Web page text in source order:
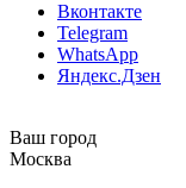
Вконтакте
Telegram
WhatsApp
Яндекс.Дзен
Ваш город
Москва